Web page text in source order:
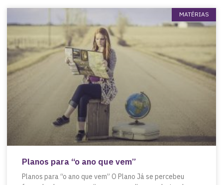
MATÉRIAS
Planos para “o ano que vem”
Planos para “o ano que vem” O Plano Já se percebeu